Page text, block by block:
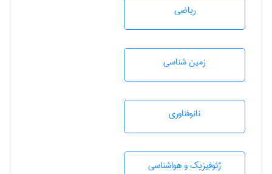
رياضی
زمين شناسی
نانوفناوری
ژئوفيزيك و هواشناسی